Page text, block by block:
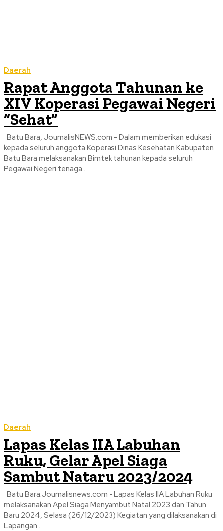
Daerah
Rapat Anggota Tahunan ke
XIV Koperasi Pegawai Negeri
“Sehat”
kepada seluruh anggota Koperasi Dinas Kesehatan Kabupaten
Batu Bara melaksanakan Bimtek tahunan kepada seluruh
Pegawai Negeri tenaga...
Daerah
Lapas Kelas IIA Labuhan
Ruku, Gelar Apel Siaga
Sambut Nataru 2023/2024
melaksanakan Apel Siaga Menyambut Natal 2023 dan Tahun
Baru 2024, Selasa (26/12/2023) Kegiatan yang dilaksanakan di
Lapangan...